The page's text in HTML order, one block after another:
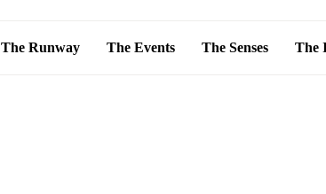
The Runway The Events The Senses The